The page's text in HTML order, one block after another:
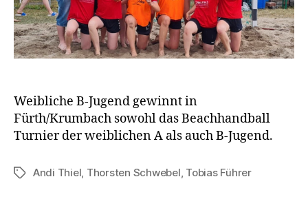
Weibliche B-Jugend gewinnt in
Fürth/Krumbach sowohl das Beachhandball
Turnier der weiblichen A als auch B-Jugend.
Schlagwörter
Andi Thiel, Thorsten Schwebel, Tobias Führer